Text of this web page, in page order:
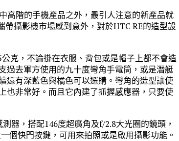
高階的手機產品之外，最引人注意的新產品就
攝影機市場感到意外，對於HTC RE的造型設
克，不論掛在衣服、背包或是帽子上都不會造
過去軍方使用的九十度彎角手電筒，或是潛艇
還有深藍色與橘色可以選購。彎角的造型讓使
也非常好。而且它內建了抓握感應器，只要使
器，搭配146度超廣角及f/2.8大光圈的鏡頭，
個快門按鍵，可用來拍照或是啟用攝影功能。